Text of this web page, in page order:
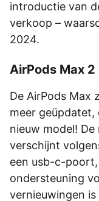
introductie van
verkoop –
2024.
AirPods Max 2
De AirPods Max
meer
nieuw model! De
verschijnt
een usb-c-
ondersteuning
vernieuwingen